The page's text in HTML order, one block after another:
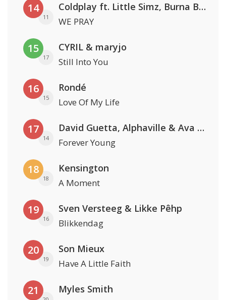
14
11
Coldplay ft. Little Simz, Burna Boy, Elyanna & Tini
WE PRAY
15
17
CYRIL & maryjo
Still Into You
16
15
Rondé
Love Of My Life
17
14
David Guetta, Alphaville & Ava Max
Forever Young
18
18
Kensington
A Moment
19
16
Sven Versteeg & Likke Pêhp
Blikkendag
20
19
Son Mieux
Have A Little Faith
21 Myles Smith